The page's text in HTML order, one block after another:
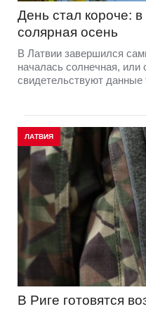
День стал короче:
солярная осень
В Латвии завершился
началась солнечная, или
свидетельствуют данные
ЛАТВИЯ
В Риге готовятся